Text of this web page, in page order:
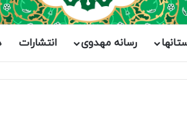
رسانه مهدوی انتشارات